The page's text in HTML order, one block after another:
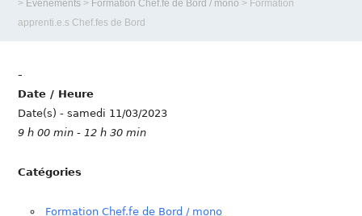
> Évènements > Formation Chef.fe de Bord / mono > Formation
apprenti.e.s Chef.fes de Bord
-
Date / Heure
Date(s) - samedi 11/03/2023
9 h 00 min - 12 h 30 min
Catégories
Formation Chef.fe de Bord / mono